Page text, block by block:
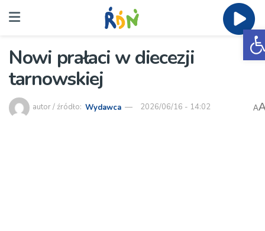
Nowi prałaci w diecezji
tarnowskiej
autor / źródło: Wydawca 2026/06/16 - 14:02 A